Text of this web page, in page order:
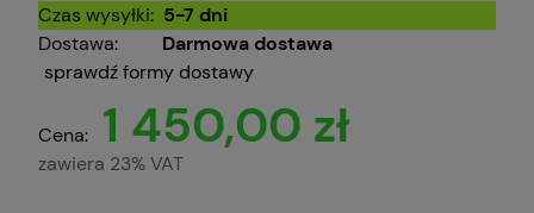
Czas wysyłki: 5-7 dni
Dostawa:
Darmowa dostawa
sprawdź formy dostawy
Cena: 1 450,00 zł
zawiera 23% VAT